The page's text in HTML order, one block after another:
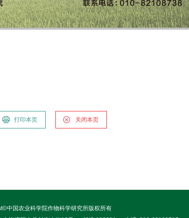
打印本页 关闭本页
中国农业科学院作物科学研究所版权所有